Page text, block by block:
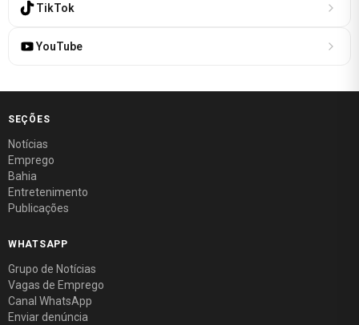
TikTok
YouTube
SEÇÕES
Notícias
Emprego
Bahia
Entretenimento
Publicações
WHATSAPP
Grupo de Notícias
Vagas de Emprego
Canal WhatsApp
Enviar denúncia